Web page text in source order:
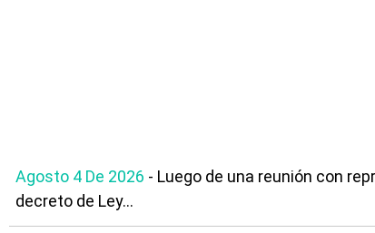
Agosto 4 De 2026 - Luego de una reunión con
decreto de Ley...